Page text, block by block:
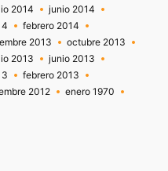
2014
junio 2014
febrero 2014
2013
octubre 2013
2013
junio 2013
febrero 2013
2012
enero 1970